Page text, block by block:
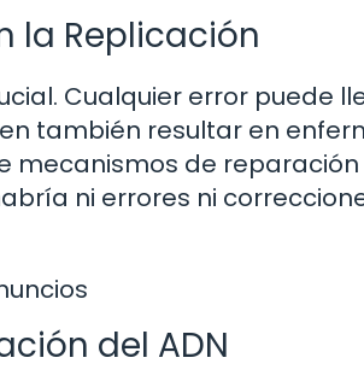
la Replicación
Cualquier error puede
también resultar en
mecanismos de
ni errores ni
del ADN